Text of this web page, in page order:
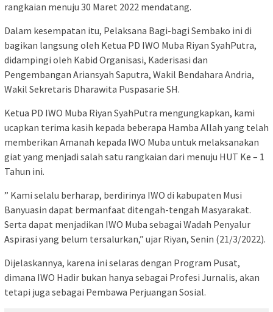
rangkaian menuju 30 Maret 2022 mendatang.
Dalam kesempatan itu, Pelaksana Bagi-bagi Sembako ini di
bagikan langsung oleh Ketua PD IWO Muba Riyan SyahPutra,
didampingi oleh Kabid Organisasi, Kaderisasi dan
Pengembangan Ariansyah Saputra, Wakil Bendahara Andria,
Wakil Sekretaris Dharawita Puspasarie SH.
Ketua PD IWO Muba Riyan SyahPutra mengungkapkan, kami
ucapkan terima kasih kepada beberapa Hamba Allah yang telah
memberikan Amanah kepada IWO Muba untuk melaksanakan
giat yang menjadi salah satu rangkaian dari menuju HUT Ke – 1
Tahun ini.
” Kami selalu berharap, berdirinya IWO di kabupaten Musi
Banyuasin dapat bermanfaat ditengah-tengah Masyarakat.
Serta dapat menjadikan IWO Muba sebagai Wadah Penyalur
Aspirasi yang belum tersalurkan,” ujar Riyan, Senin (21/3/2022).
Dijelaskannya, karena ini selaras dengan Program Pusat,
dimana IWO Hadir bukan hanya sebagai Profesi Jurnalis, akan
tetapi juga sebagai Pembawa Perjuangan Sosial.